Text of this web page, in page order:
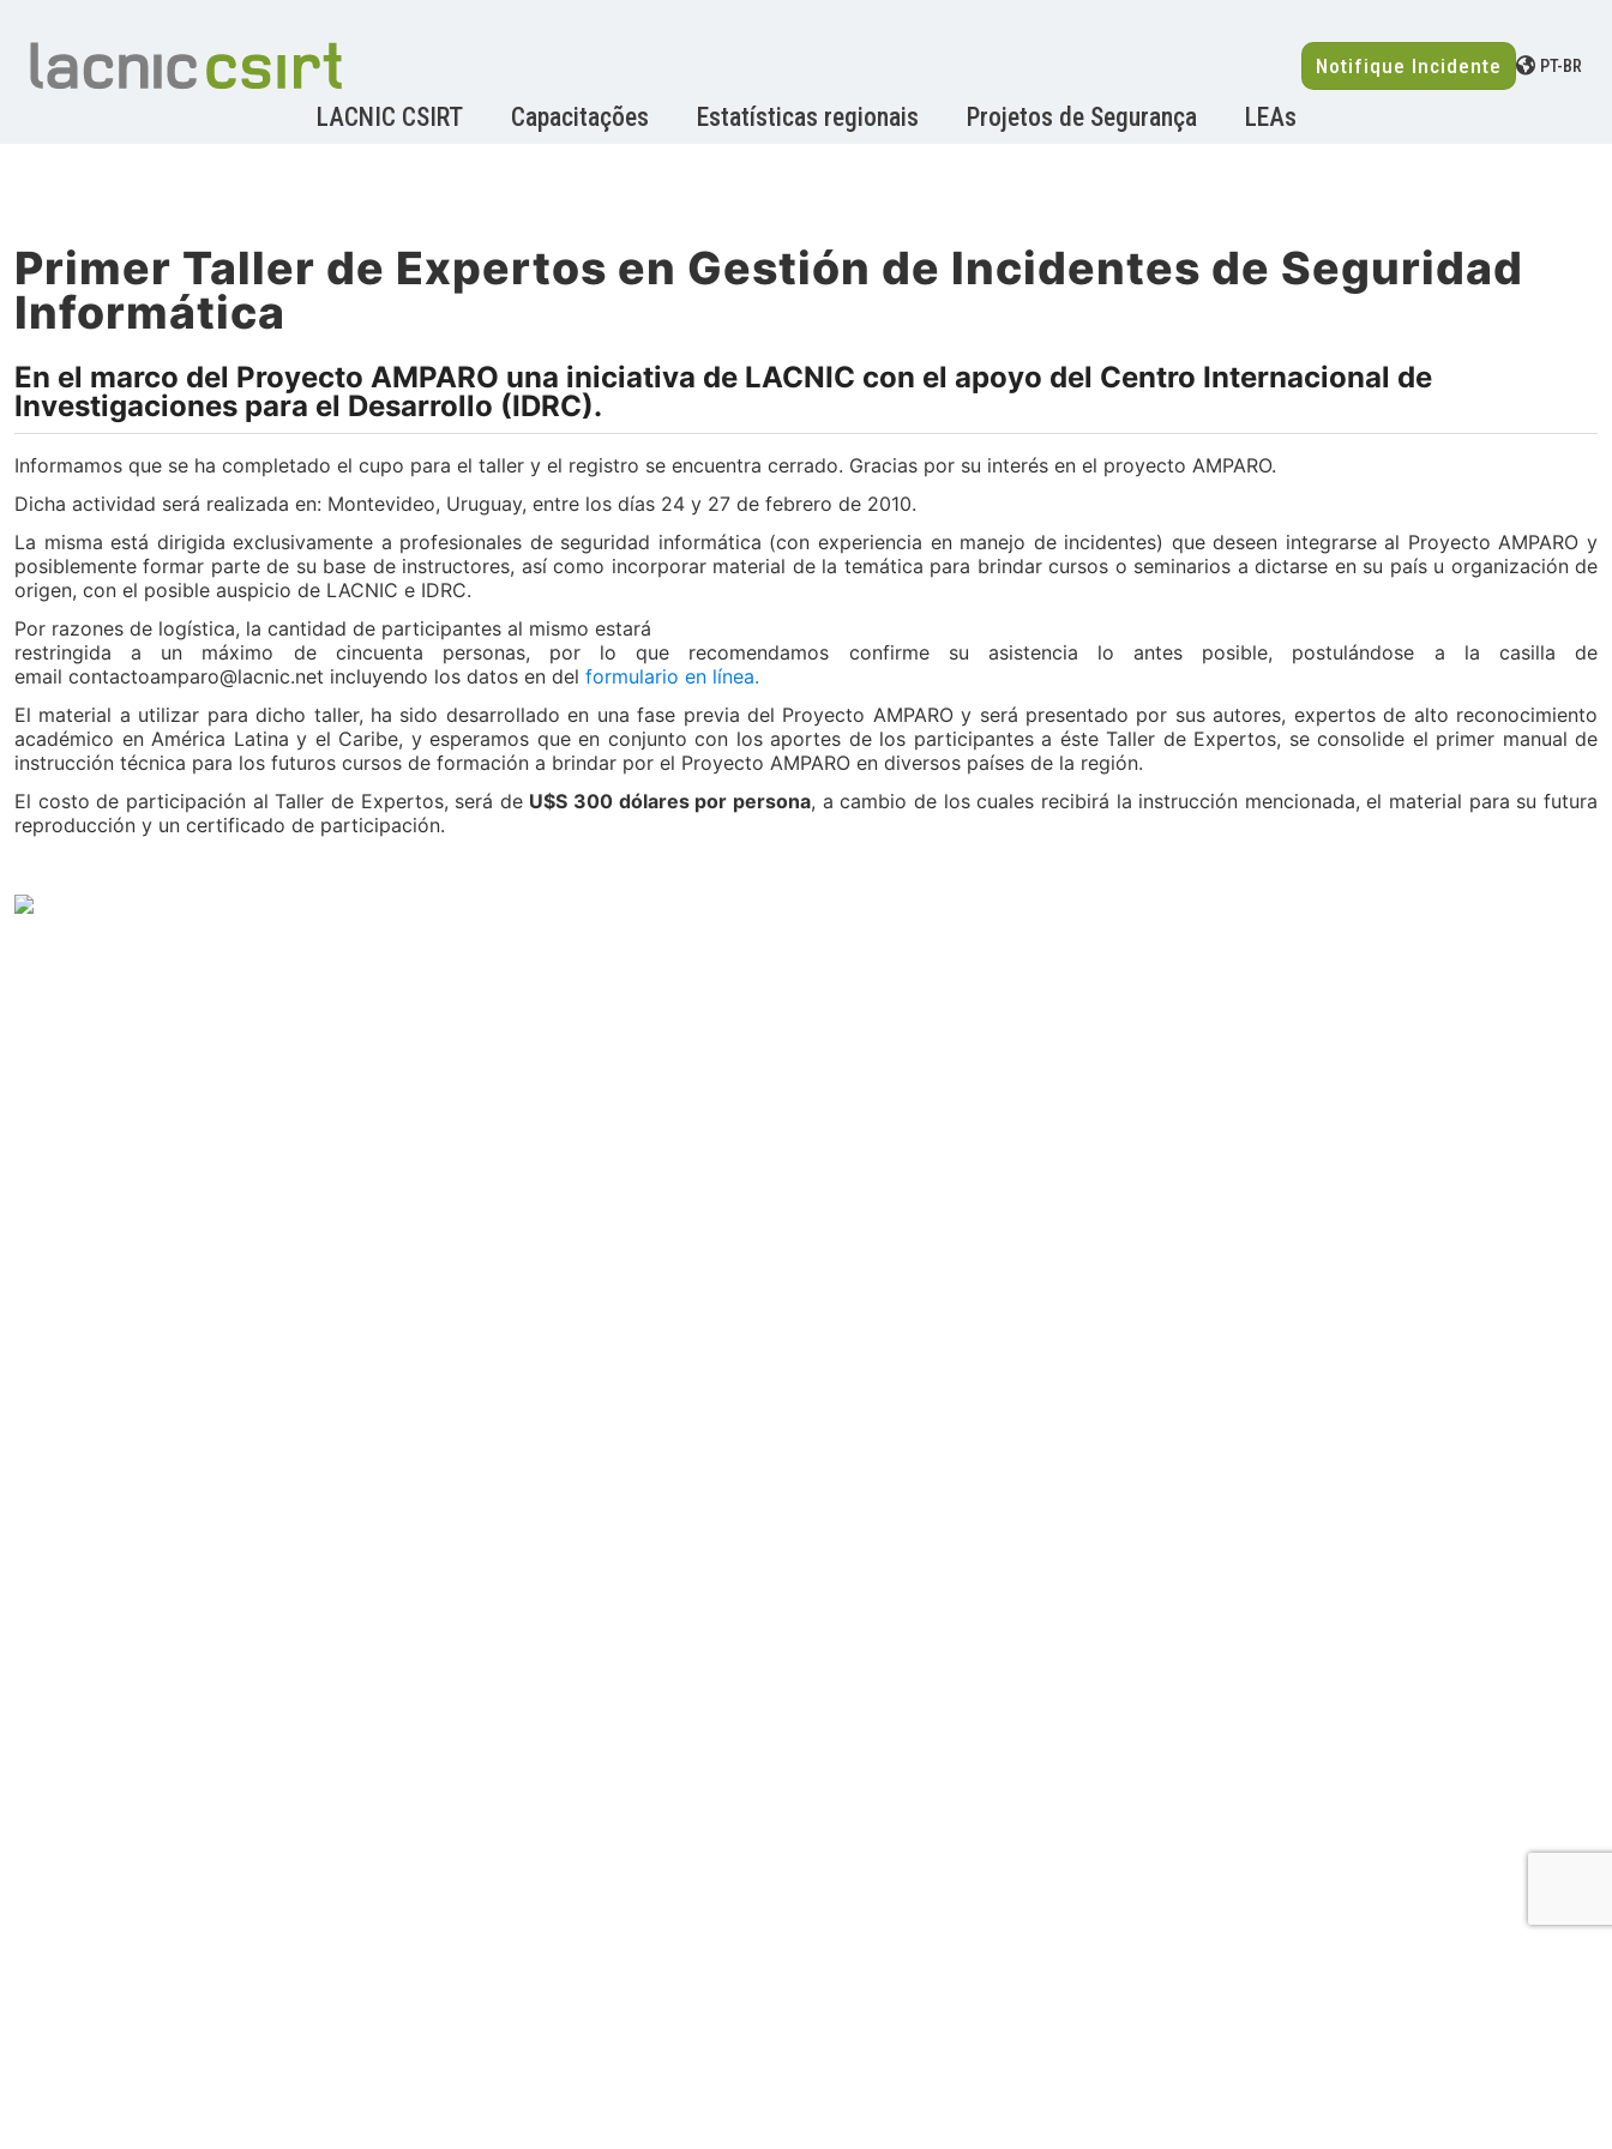
Notifique Incidente PT-BR
LACNIC CSIRT Capacitações Estatísticas regionais Projetos de Segurança LEAs
Primer Taller de Expertos en Gestión de Incidentes de Seguridad
Informática
En el marco del Proyecto AMPARO una iniciativa de LACNIC con el apoyo del Centro Internacional de
Investigaciones para el Desarrollo (IDRC).
Informamos que se ha completado el cupo para el taller y el registro se encuentra cerrado. Gracias por su interés en el proyecto AMPARO.
Dicha actividad será realizada en: Montevideo, Uruguay, entre los días 24 y 27 de febrero de 2010.
La misma está dirigida exclusivamente a profesionales de seguridad informática (con experiencia en manejo de incidentes) que deseen integrarse al Proyecto AMPARO y
posiblemente formar parte de su base de instructores, así como incorporar material de la temática para brindar cursos o seminarios a dictarse en su país u organización de
origen, con el posible auspicio de LACNIC e IDRC.
Por razones de logística, la cantidad de participantes al mismo estará
restringida a un máximo de cincuenta personas, por lo que recomendamos confirme su asistencia lo antes posible, postulándose a la casilla de
email contactoamparo@lacnic.net incluyendo los datos en del formulario en línea.
El material a utilizar para dicho taller, ha sido desarrollado en una fase previa del Proyecto AMPARO y será presentado por sus autores, expertos de alto reconocimiento
académico en América Latina y el Caribe, y esperamos que en conjunto con los aportes de los participantes a éste Taller de Expertos, se consolide el primer manual de
instrucción técnica para los futuros cursos de formación a brindar por el Proyecto AMPARO en diversos países de la región.
El costo de participación al Taller de Expertos, será de U$S 300 dólares por persona, a cambio de los cuales recibirá la instrucción mencionada, el material para su futura
reproducción y un certificado de participación.